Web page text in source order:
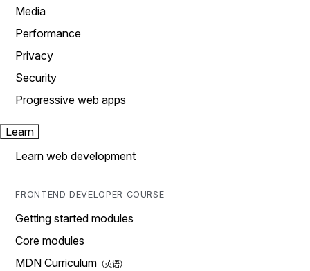
Media
Performance
Privacy
Security
Progressive web apps
Learn
Learn web development
FRONTEND DEVELOPER COURSE
Getting started modules
Core modules
MDN Curriculum